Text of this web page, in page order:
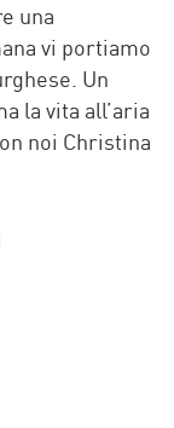
una
vi portiamo
Un
la vita all’aria
noi Christina